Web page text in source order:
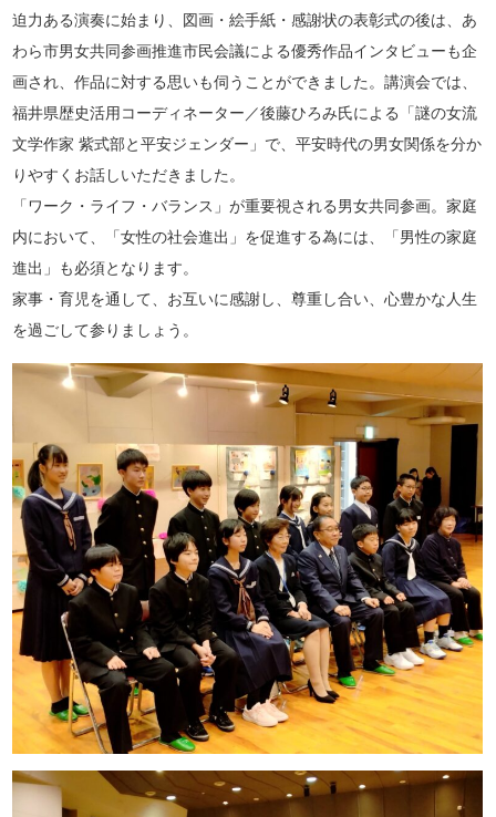
迫力ある演奏に始まり、図画・絵手紙・感謝状の表彰式の後は、あ
わら市男女共同参画推進市民会議による優秀作品インタビューも企
画され、作品に対する思いも伺うことができました。講演会では、
福井県歴史活用コーディネーター／後藤ひろみ氏による「謎の女流
文学作家 紫式部と平安ジェンダー」で、平安時代の男女関係を分か
りやすくお話しいただきました。
「ワーク・ライフ・バランス」が重要視される男女共同参画。家庭
内において、「女性の社会進出」を促進する為には、「男性の家庭
進出」も必須となります。
家事・育児を通して、お互いに感謝し、尊重し合い、心豊かな人生
を過ごして参りましょう。